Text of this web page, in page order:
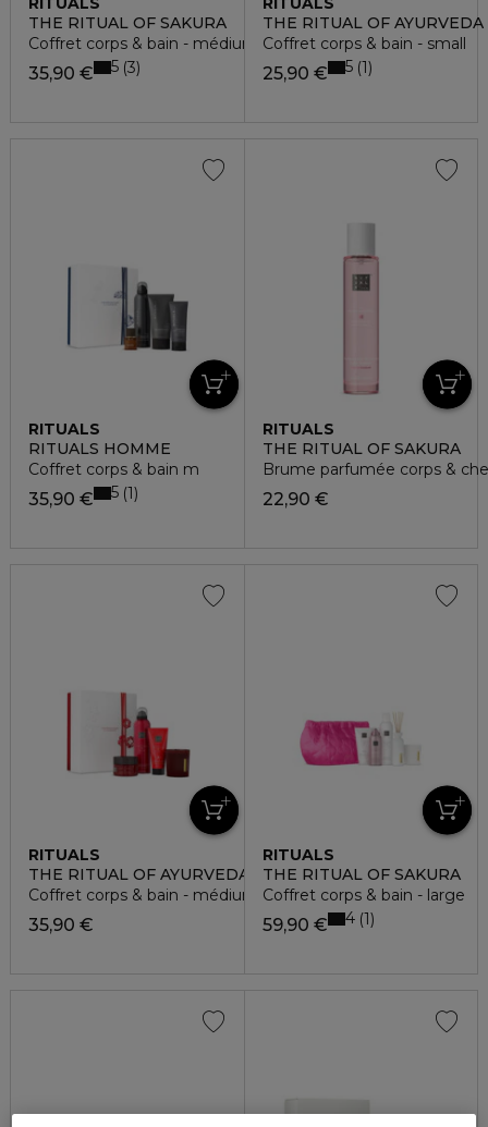
THE RITUAL OF SAKURA
Coffret corps & bain - médium
35,90 € 5 3
THE RITUAL OF AYURVEDA
Coffret corps & bain - small
25,90 € 5 1
RITUALS
RITUALS HOMME
Coffret corps & bain m
35,90 € 5 1
RITUALS
THE RITUAL OF SAKURA
Brume parfumée corps &
22,90 €
RITUALS
THE RITUAL OF AYURVEDA
Coffret corps & bain - médium
35,90 €
RITUALS
THE RITUAL OF SAKURA
Coffret corps & bain - large
59,90 € 4 1